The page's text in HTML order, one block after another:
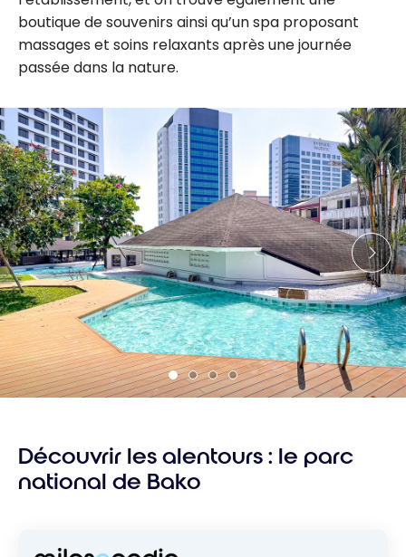
boutique de souvenirs ainsi qu’un spa proposant
massages et soins relaxants après une journée
passée dans la nature.
Découvrir les alentours : le parc
national de Bako